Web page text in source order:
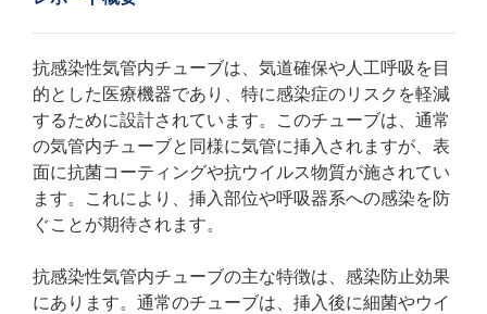
抗感染性気管内チューブは、気道確保や人工呼吸を目
的とした医療機器であり、特に感染症のリスクを軽減
するために設計されています。このチューブは、通常
の気管内チューブと同様に気管に挿入されますが、表
面に抗菌コーティングや抗ウイルス物質が施されてい
ます。これにより、挿入部位や呼吸器系への感染を防
ぐことが期待されます。
抗感染性気管内チューブの主な特徴は、感染防止効果
にあります。通常のチューブは、挿入後に細菌やウイ